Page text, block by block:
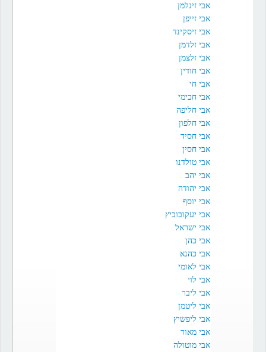
אבי זיגלמן
אבי זייפן
אבי זיסקינד
אבי זלדמן
אבי זלצמן
אבי חודין
אבי חי
אבי חכימי
אבי חליפה
אבי חלפון
אבי חסיד
אבי חסין
אבי טולדנו
אבי יהב
אבי יהודה
אבי יוסף
אבי יעקובוביץ
אבי ישראל
אבי כהן
אבי כהנא
אבי לאומי
אבי לוי
אבי ליבר
אבי ליטמן
אבי ליפשיץ
אבי מאור
אבי מוטולה